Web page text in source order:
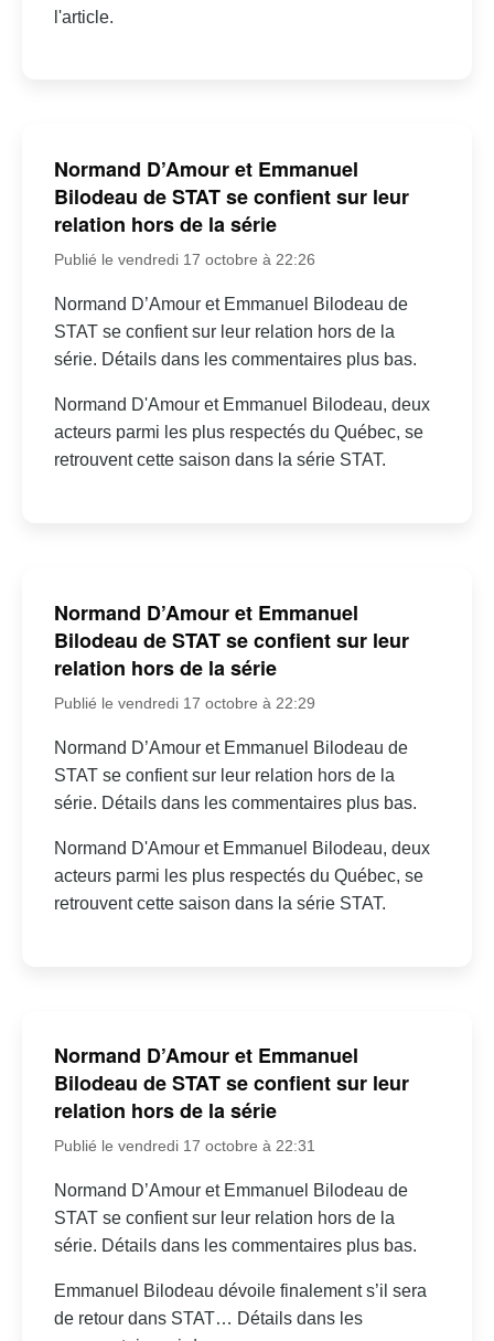
l'article.
Normand D’Amour et Emmanuel
Bilodeau de STAT se confient sur leur
relation hors de la série
Publié le vendredi 17 octobre à 22:26
Normand D’Amour et Emmanuel Bilodeau de
STAT se confient sur leur relation hors de la
série. Détails dans les commentaires plus bas.
Normand D'Amour et Emmanuel Bilodeau, deux
acteurs parmi les plus respectés du Québec, se
retrouvent cette saison dans la série STAT.
Normand D’Amour et Emmanuel
Bilodeau de STAT se confient sur leur
relation hors de la série
Publié le vendredi 17 octobre à 22:29
Normand D’Amour et Emmanuel Bilodeau de
STAT se confient sur leur relation hors de la
série. Détails dans les commentaires plus bas.
Normand D'Amour et Emmanuel Bilodeau, deux
acteurs parmi les plus respectés du Québec, se
retrouvent cette saison dans la série STAT.
Normand D’Amour et Emmanuel
Bilodeau de STAT se confient sur leur
relation hors de la série
Publié le vendredi 17 octobre à 22:31
Normand D’Amour et Emmanuel Bilodeau de
STAT se confient sur leur relation hors de la
série. Détails dans les commentaires plus bas.
Emmanuel Bilodeau dévoile finalement s’il sera
de retour dans STAT… Détails dans les